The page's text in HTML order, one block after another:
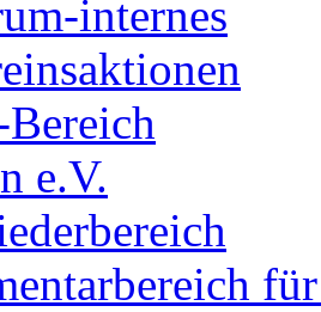
internes
Bereich
e.V.